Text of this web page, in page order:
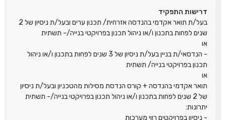
דרישות התפקיד
בעל/ת תואר אקדמי בהנדסה אזרחית/ תכנון ערים ובעל/ת ניסיון של 2
שנים לפחות בתכנון ו/או ניהול תכנון בפרויקטי בנייה/- תשתית
או
- הנדסאי/ת בניין בעל/ת ניסיון של 3 שנים לפחות בתכנון ו/או ניהול
תכנון בפרויקטי בנייה/ תשתית
או
תואר אקדמי בהנדסה + קורס הנדסת מסילות מהטכניון ובעל/ת ניסיון
של 2 שנים לפחות בתכנון ו/או ניהול תכנון בפרויקטי בנייה/- תשתית
יתרונות:
- ניסיון בפרויקטים רווי מערכות